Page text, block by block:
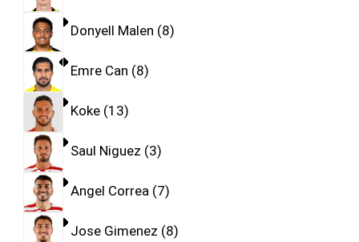
Donyell Malen 8
Emre Can 8
Koke 13
Saul Niguez 3
Angel Correa 7
Jose Gimenez 8